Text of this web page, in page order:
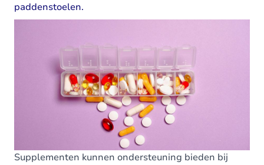
paddenstoelen.
Supplementen kunnen ondersteuning bieden bij